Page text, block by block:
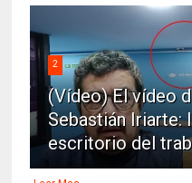
2
(Vídeo) El vídeo
Sebastián Iriarte:
escritorio del